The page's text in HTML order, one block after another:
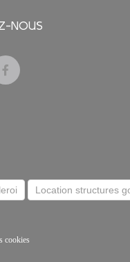
NOUS
Location structures
cookies